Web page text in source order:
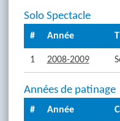
Solo Spectacle
# Année
1 2008-2009
Années de patinage
# Année